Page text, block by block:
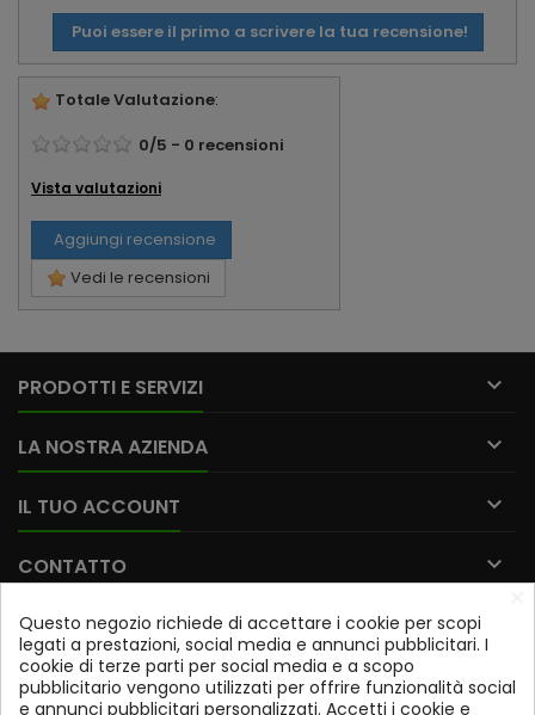
Puoi essere il primo a scrivere la tua recensione!
Totale Valutazione:
0/5 - 0 recensioni
Vista valutazioni
Aggiungi recensione
Vedi le recensioni
PRODOTTI E SERVIZI 
LA NOSTRA AZIENDA 
IL TUO ACCOUNT 
CONTATTO 
Iscriviti alla nostra newsletter
Questo negozio richiede di accettare i cookie per scopi
legati a prestazioni, social media e annunci pubblicitari. I
cookie di terze parti per social media e a scopo
pubblicitario vengono utilizzati per offrire funzionalità social
e annunci pubblicitari personalizzati. Accetti i cookie e